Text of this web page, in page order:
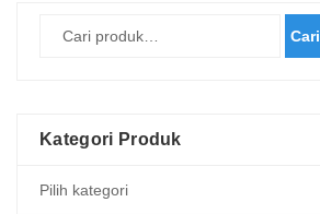
Cari
Kategori Produk